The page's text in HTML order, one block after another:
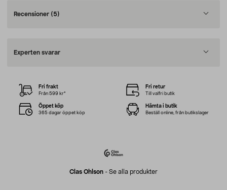
Recensioner (5)
Experten svarar
Clas Ohlson - Se alla produkter
Fri frakt
Från 599 kr*
Fri retur
Till valfri butik
Öppet köp
365 dagar öppet köp
Hämta i butik
Beställ online, från butikslager